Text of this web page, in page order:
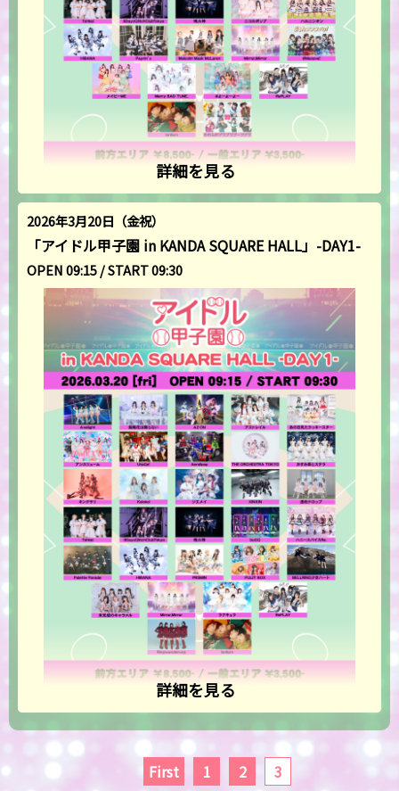
詳細を見る
2026年3月20日（金祝）
「アイドル甲子園 in KANDA SQUARE HALL」-DAY1-
OPEN 09:15 / START 09:30
詳細を見る
First 1 2 3